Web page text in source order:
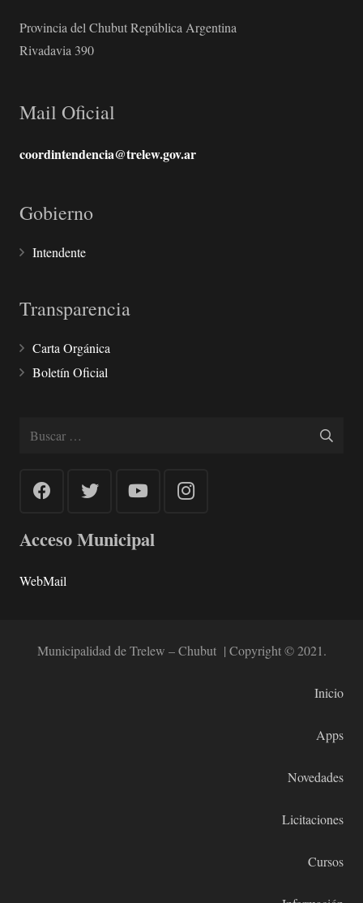
Provincia del Chubut República Argentina
Rivadavia 390
Mail Oficial
coordintendencia@trelew.gov.ar
Gobierno
Intendente
Transparencia
Carta Orgánica
Boletín Oficial
Acceso Municipal
WebMail
Municipalidad de Trelew – Chubut | Copyright © 2021.
Inicio
Apps
Novedades
Licitaciones
Cursos